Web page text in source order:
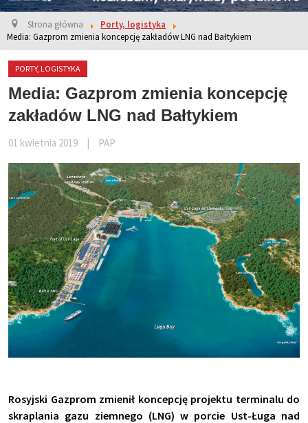
Strona główna
Porty, logistyka
Media: Gazprom zmienia koncepcję zakładów LNG nad Bałtykiem
PORTY, LOGISTYKA
Media: Gazprom zmienia koncepcję
zakładów LNG nad Bałtykiem
01 kwietnia 2019 PAP
Rosyjski Gazprom zmienił koncepcję projektu terminalu do
skraplania gazu ziemnego (LNG) w porcie Ust-Ługa nad